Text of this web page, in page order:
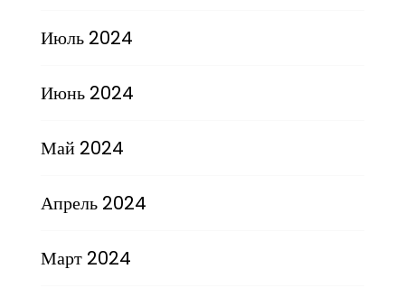
Июль 2024
Июнь 2024
Май 2024
Апрель 2024
Март 2024